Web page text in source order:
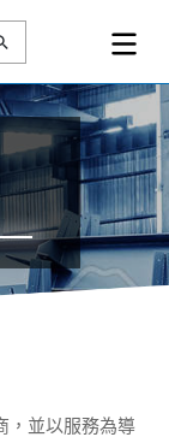
，並以服務為導